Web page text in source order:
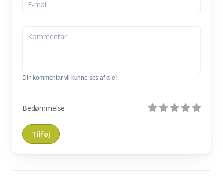
Din kommentar vil kunne ses af alle!
Bedømmelse